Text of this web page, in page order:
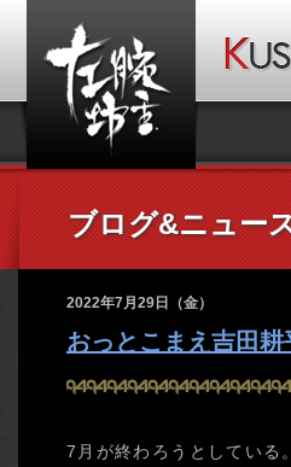
ブログ&ニュー
2022年7月29日（金）
おっとこまえ吉田耕
7月が終わろうとしている